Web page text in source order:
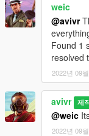
weic
@avivr
Found 1
resolved
2022년 09
avivr 제
@weic
2022년 09